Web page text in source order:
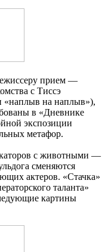
прием —
с Тиссэ
«наплыв на наплыв»),
в «Дневнике
экспозиции
метафор.
с животными —
сменяются
актеров. «Стачка»
таланта»
картины